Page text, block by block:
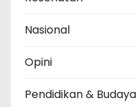
Nasional
Opini
Pendidikan & Budaya